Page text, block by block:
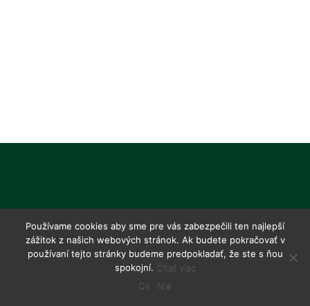
Používame cookies aby sme pre vás zabezpečili ten najlepší
zážitok z našich webových stránok. Ak budete pokračovať v
používaní tejto stránky budeme predpokladať, že ste s ňou
spokojní. Čítať viac
Ok
Nie